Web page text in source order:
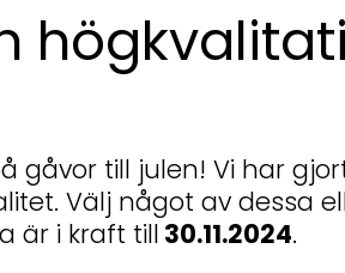
gåvor till julen! Vi har
Välj något av dessa
är i kraft till 30.11.2024.